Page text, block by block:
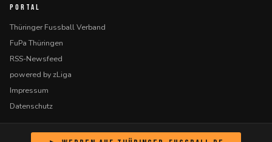
PORTAL
Thüringer Fussball Verband
FuPa Thüringen
RSS-Newsfeed
powered by zLiga
Impressum
Datenschutz